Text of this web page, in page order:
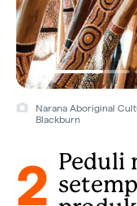
Narana Aboriginal
Blackburn
2
Peduli